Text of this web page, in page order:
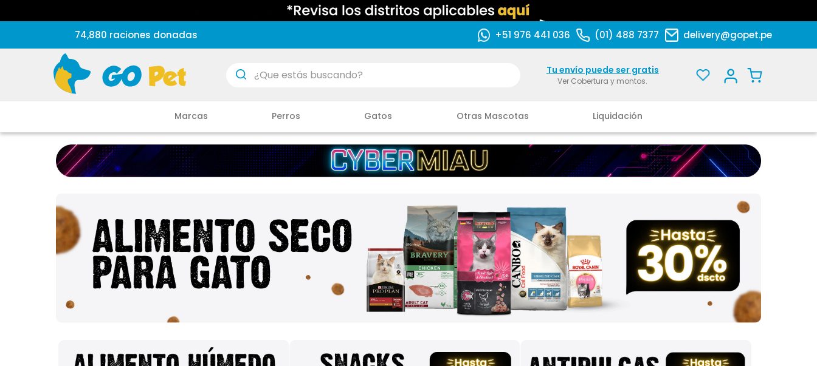
74,880 raciones donadas +51 976 441 036 (01) 488 7377 delivery@gopet.pe
¿Que estás buscando? Tu envío puede ser gratis
Ver Cobertura y montos.
Marcas Perros Gatos Otras Mascotas Liquidación